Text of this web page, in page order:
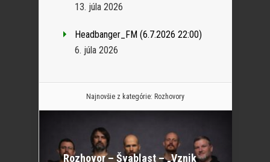
13. júla 2026
Headbanger_FM (6.7.2026 22:00)
6. júla 2026
Najnovšie z kategórie: Rozhovory
Rozhovor – Švablast – „Vznik